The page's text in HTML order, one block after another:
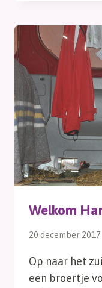
Welkom
20 december 2017
Op naar het
een broertje